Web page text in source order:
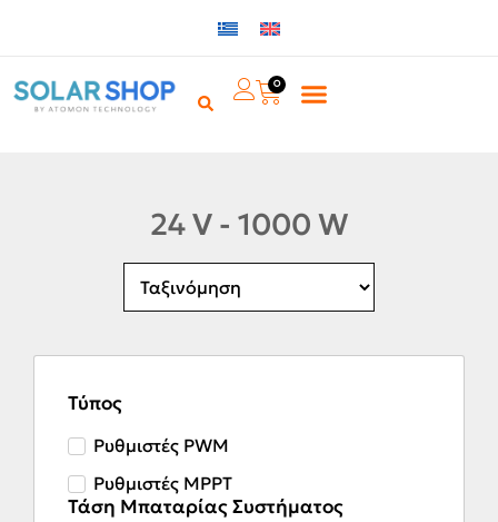
0
24 V - 1000 W
Τύπος
Ρυθμιστές PWM
Ρυθμιστές MPPT
Τάση Μπαταρίας Συστήματος